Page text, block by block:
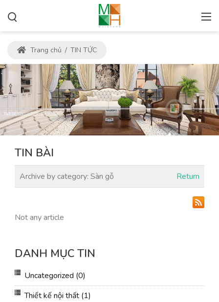
Trang chủ / TIN TỨC
TIN BÀI
Archive by category: Sàn gỗ Return
Not any article
DANH MỤC TIN
Uncategorized (0)
Thiết kế nội thất (1)